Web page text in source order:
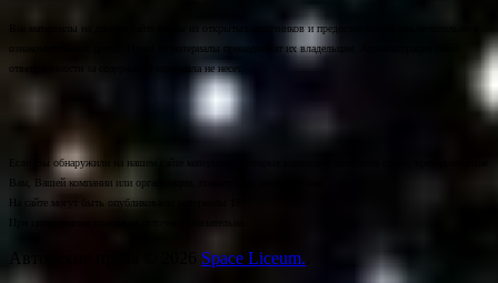
Все материалы на данном сайте взяты из открытых источников и предоставляются исключительно в
ознакомительных целях. Права на материалы принадлежат их владельцам. Администрация сайта
ответственности за содержание материала не несет.
Если Вы обнаружили на нашем сайте материалы, которые нарушают авторские права, принадлежащие
Вам, Вашей компании или организации, пожалуйста, сообщите нам.
На сайте могут быть опубликованы материалы 18+!
Space Liceum.